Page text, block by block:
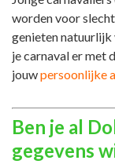
worden voor
genieten
je carnaval er met
jouwpersoonlijke
Ben je al
gegevens